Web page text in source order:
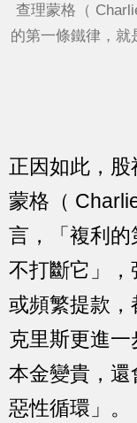
查理蒙格（
的第一條鐵律，就
正因如此，
蒙格（
言，「複利
不打斷它」，
或頻繁提款，
克里斯更進
本金變貴，
惡性循環」。